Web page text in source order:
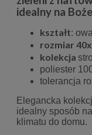
idealny na
kształt:
rozmiar
kolekcja
poliester
tolerancja
Elegancka
idealny sposób
klimatu do domu.